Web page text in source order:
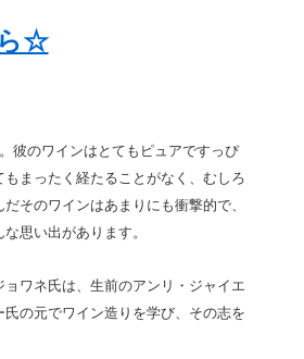
☆
彼のワインはとてもピュアですっぴ
まったく経たることがなく、むしろ
そのワインはあまりにも衝撃的で、
思い出があります。
ワネ氏は、生前のアンリ・ジャイエ
の元でワイン造りを学び、その志を